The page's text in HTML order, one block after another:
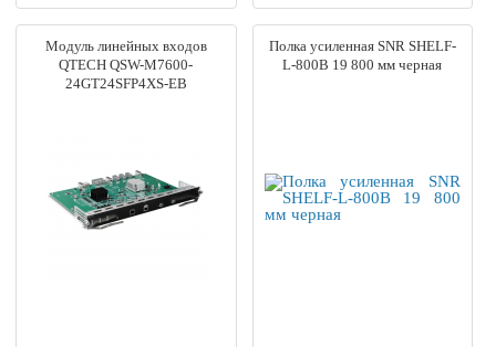
Модуль линейных входов
QTECH QSW-M7600-
24GT24SFP4XS-EB
Полка усиленная SNR SHELF-
L-800B 19 800 мм черная